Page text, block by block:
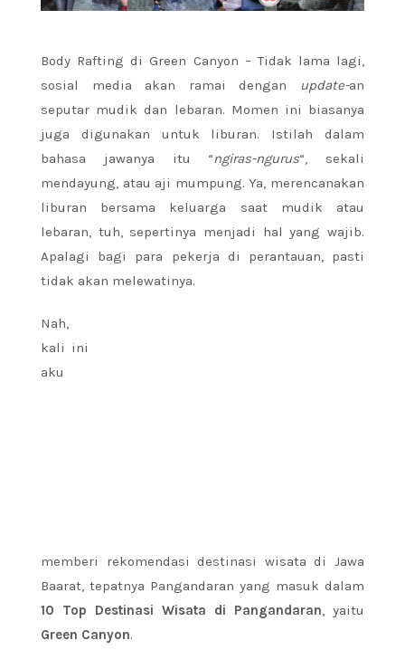
Body Rafting di Green Canyon – Tidak lama lagi,
sosial media akan ramai dengan
update-an
seputar mudik dan lebaran. Momen ini biasanya
juga digunakan untuk liburan. Istilah dalam
bahasa jawanya itu “ngiras-ngurus“, sekali
mendayung, atau aji mumpung. Ya, merencanakan
liburan bersama keluarga saat mudik atau
lebaran, tuh, sepertinya menjadi hal yang wajib.
Apalagi bagi para pekerja di perantauan, pasti
tidak akan melewatinya.
Nah,
kali ini
aku
memberi rekomendasi destinasi wisata di Jawa
Baarat, tepatnya Pangandaran yang masuk dalam
10 Top Destinasi Wisata di Pangandaran, yaitu
Green Canyon.